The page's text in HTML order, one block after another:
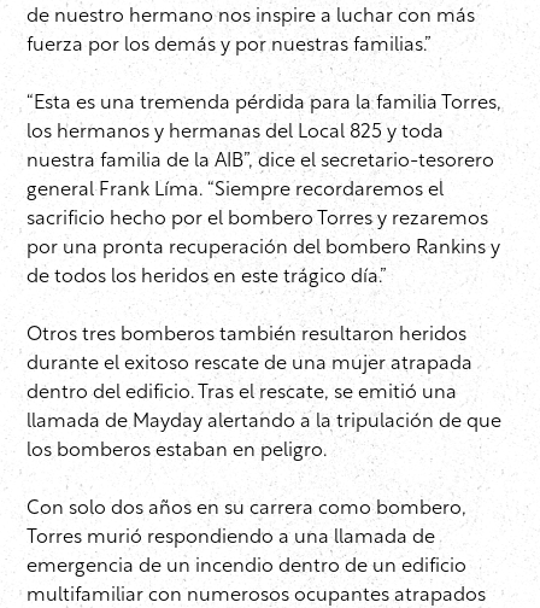
de nuestro hermano nos inspire a luchar con más
fuerza por los demás y por nuestras familias.”
“Esta es una tremenda pérdida para la familia Torres,
los hermanos y hermanas del Local 825 y toda
nuestra familia de la AIB”, dice el secretario-tesorero
general Frank Líma. “Siempre recordaremos el
sacrificio hecho por el bombero Torres y rezaremos
por una pronta recuperación del bombero Rankins y
de todos los heridos en este trágico día.”
Otros tres bomberos también resultaron heridos
durante el exitoso rescate de una mujer atrapada
dentro del edificio. Tras el rescate, se emitió una
llamada de Mayday alertando a la tripulación de que
los bomberos estaban en peligro.
Con solo dos años en su carrera como bombero,
Torres murió respondiendo a una llamada de
emergencia de un incendio dentro de un edificio
multifamiliar con numerosos ocupantes atrapados